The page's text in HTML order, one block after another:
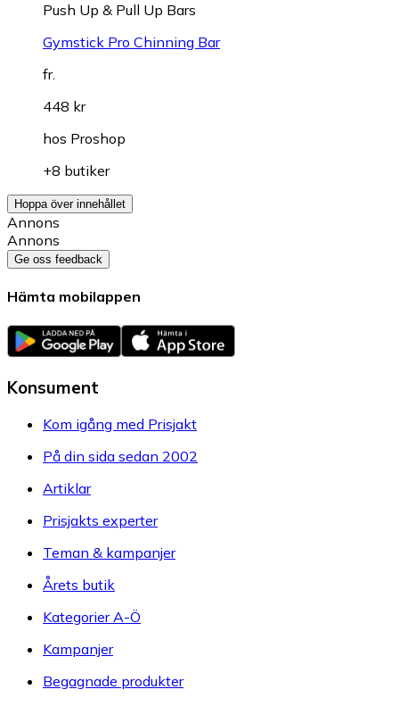
Push Up & Pull Up Bars
Gymstick Pro Chinning Bar
fr.
448 kr
hos Proshop
+8 butiker
Hoppa över innehållet
Annons
Annons
Ge oss feedback
Hämta mobilappen
Konsument
Kom igång med Prisjakt
På din sida sedan 2002
Artiklar
Prisjakts experter
Teman & kampanjer
Årets butik
Kategorier A-Ö
Kampanjer
Begagnade produkter